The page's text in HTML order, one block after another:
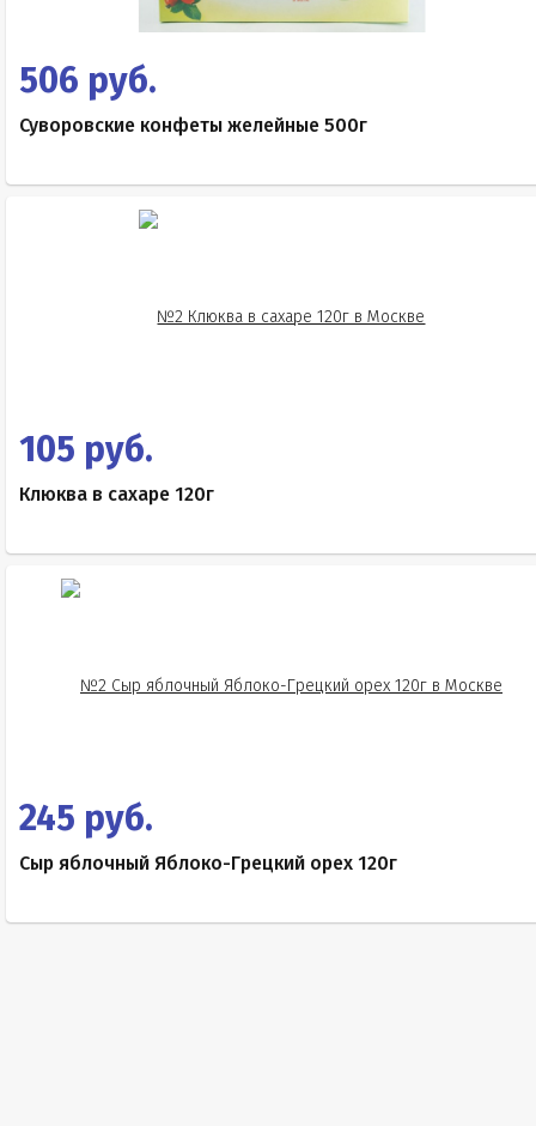
506 руб.
Суворовские конфеты желейные 500г
105 руб.
Клюква в сахаре 120г
245 руб.
Сыр яблочный Яблоко-Грецкий орех 120г